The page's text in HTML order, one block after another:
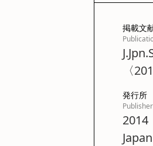
掲載文
〈
発行所
Publisher